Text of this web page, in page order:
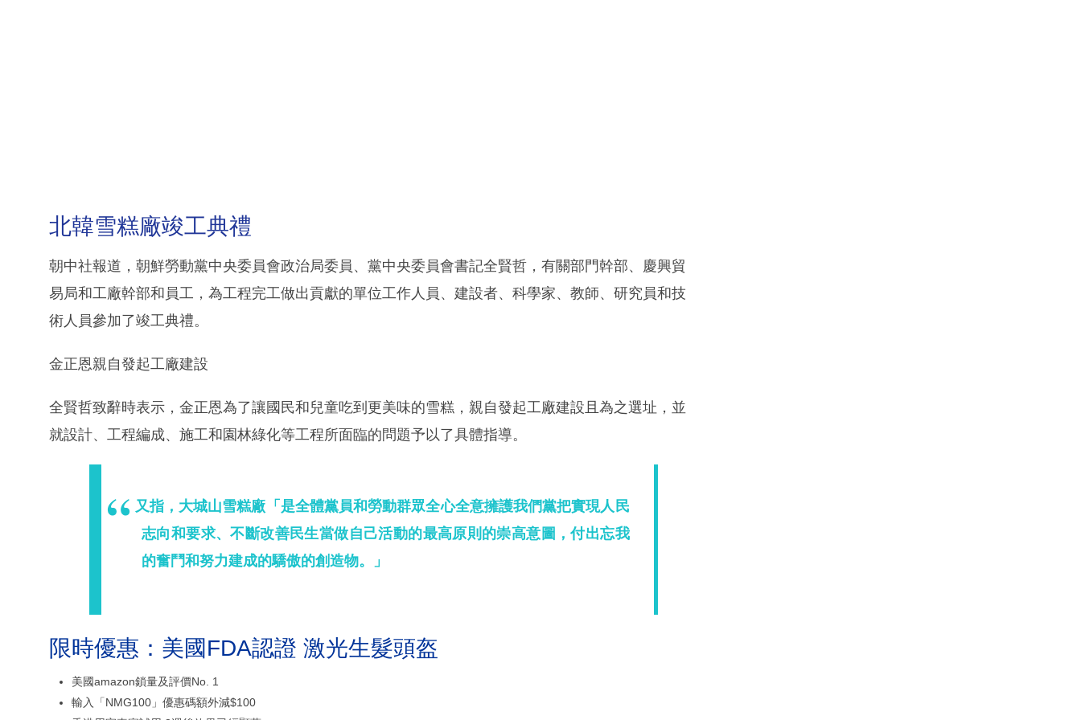
北韓雪糕廠竣工典禮
朝中社報道，朝鮮勞動黨中央委員會政治局委員、黨中央委員會書記全賢哲，有關部門幹部、慶興貿
易局和工廠幹部和員工，為工程完工做出貢獻的單位工作人員、建設者、科學家、教師、研究員和技
術人員參加了竣工典禮。
金正恩親自發起工廠建設
全賢哲致辭時表示，金正恩為了讓國民和兒童吃到更美味的雪糕，親自發起工廠建設且為之選址，並
就設計、工程編成、施工和園林綠化等工程所面臨的問題予以了具體指導。
又指，大城山雪糕廠「是全體黨員和勞動群眾全心全意擁護我們黨把實現人民
志向和要求、不斷改善民生當做自己活動的最高原則的崇高意圖，付出忘我
的奮鬥和努力建成的驕傲的創造物。」
限時優惠：美國FDA認證 激光生髮頭盔
美國amazon鎖量及評價No. 1
輸入「NMG100」優惠碼額外減$100